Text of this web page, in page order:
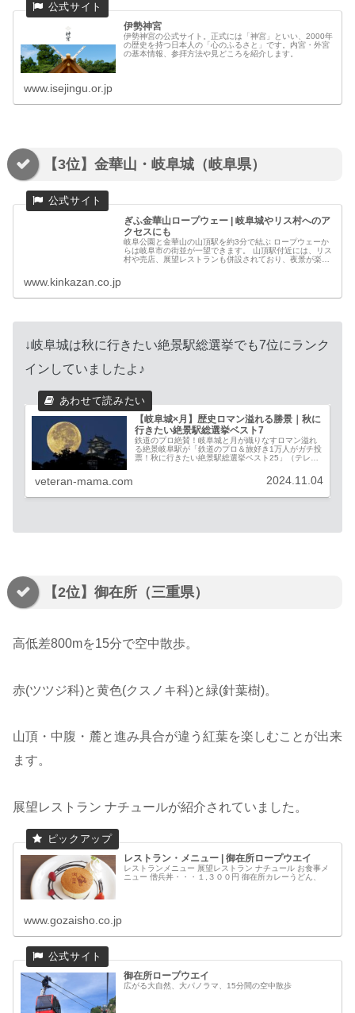
伊勢神宮
伊勢神宮の公式サイト。正式には「神宮」といい、2000年
の歴史を持つ日本人の「心のふるさと」です。内宮・外宮
の基本情報、参拝方法や見どころを紹介します。
www.isejingu.or.jp
【3位】金華山・岐阜城（岐阜県）
ぎふ金華山ロープウェー | 岐阜城やリス村へのア
クセスにも
岐阜公園と金華山の山頂駅を約3分で結ぶ ロープウェーか
らは岐阜市の街並が一望できます。 山頂駅付近には、リス
村や売店、展望レストランも併設されており、夜景が楽し
www.kinkazan.co.jp
↓岐阜城は秋に行きたい絶景駅総選挙でも7位にランク
インしていましたよ♪
【岐阜城×月】歴史ロマン溢れる勝景｜秋に
行きたい絶景駅総選挙ベスト7
鉄道のプロ絶賛！岐阜城と月が織りなすロマン溢れ
る絶景岐阜駅が「鉄道のプロ＆旅好き1万人がガチ投
票！秋に行きたい絶景駅総選挙ベスト25」（テレビ
ンしました！(ランキング結果ベスト25一覧はこ...
veteran-mama.com 2024.11.04
【2位】御在所（三重県）
高低差800mを15分で空中散歩。
赤(ツツジ科)と黄色(クスノキ科)と緑(針葉樹)。
山頂・中腹・麓と進み具合が違う紅葉を楽しむことが出来
ます。
展望レストラン ナチュールが紹介されていました。
レストラン・メニュー | 御在所ロープウエイ
レストランメニュー 展望レストラン ナチュール お食事メ
ニュー 僧兵丼・・・１,３００円 御在所カレーうどん、
www.gozaisho.co.jp
御在所ロープウエイ
広がる大自然、大パノラマ、15分間の空中散歩